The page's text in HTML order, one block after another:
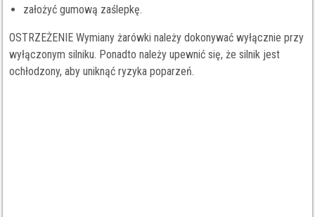
założyć gumową zaślepkę.
OSTRZEŻENIE Wymiany żarówki należy dokonywać wyłącznie przy
wyłączonym silniku. Ponadto należy upewnić się, że silnik jest
ochłodzony, aby uniknąć ryzyka poparzeń.